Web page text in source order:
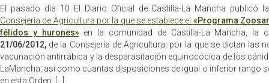
El pasado día 10 El Diario Oficial de Castilla-La Mancha publicó
Consejería de Agricultura por la que se establece el «Programa
félidos y hurones»en la comunidad de Castilla-La Mancha, la
21/06/2012, de la Consejería de Agricultura, por la que se dictan las
vacunación antirrábica y la desparasitación equinocócica de los
LaMancha, así como cuantas disposiciones de igual o inferior rango
en esta Orden. […]